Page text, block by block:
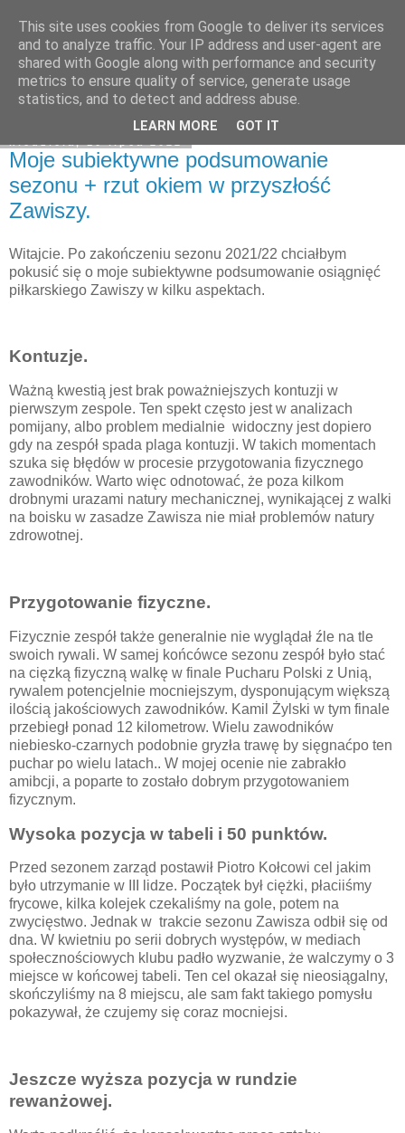
Zawisza1946.pl
Moje subiektywne podsumowanie
sezonu + rzut okiem w przyszłość
Zawiszy.
Witajcie. Po zakończeniu sezonu 2021/22 chciałbym
pokusić się o moje subiektywne podsumowanie osiągnięć
piłkarskiego Zawiszy w kilku aspektach.
Kontuzje.
Ważną kwestią jest brak poważniejszych kontuzji w
pierwszym zespole. Ten spekt często jest w analizach
pomijany, albo problem medialnie widoczny jest dopiero
gdy na zespół spada plaga kontuzji. W takich momentach
szuka się błędów w procesie przygotowania fizycznego
zawodników. Warto więc odnotować, że poza kilkom
drobnymi urazami natury mechanicznej, wynikającej z walki
na boisku w zasadze Zawisza nie miał problemów natury
zdrowotnej.
Przygotowanie fizyczne.
Fizycznie zespół także generalnie nie wyglądał źle na tle
swoich rywali. W samej końcówce sezonu zespół było stać
na cięzką fizyczną walkę w finale Pucharu Polski z Unią,
rywalem potencjelnie mocniejszym, dysponującym większą
ilością jakościowych zawodników. Kamil Żylski w tym finale
przebiegł ponad 12 kilometrow. Wielu zawodników
niebiesko-czarnych podobnie gryzła trawę by sięgnaćpo ten
puchar po wielu latach.. W mojej ocenie nie zabrakło
amibcji, a poparte to zostało dobrym przygotowaniem
fizycznym.
Wysoka pozycja w tabeli i 50 punktów.
Przed sezonem zarząd postawił Piotro Kołcowi cel jakim
było utrzymanie w III lidze. Początek był ciężki, płaciiśmy
frycowe, kilka kolejek czekaliśmy na gole, potem na
zwycięstwo. Jednak w trakcie sezonu Zawisza odbił się od
dna. W kwietniu po serii dobrych występów, w mediach
społecznościowych klubu padło wyzwanie, że walczymy o 3
miejsce w końcowej tabeli. Ten cel okazał się nieosiągalny,
skończyliśmy na 8 miejscu, ale sam fakt takiego pomysłu
pokazywał, że czujemy się coraz mocniejsi.
Jeszcze wyższa pozycja w rundzie
rewanżowej.
This site uses cookies from Google to deliver its services
and to analyze traffic. Your IP address and user-agent are
shared with Google along with performance and security
metrics to ensure quality of service, generate usage
statistics, and to detect and address abuse.
LEARN MORE GOT IT